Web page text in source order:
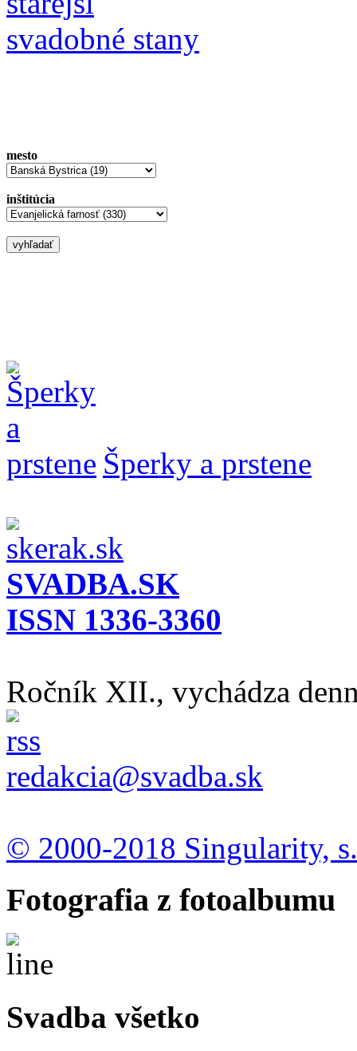
svadobné stany
mesto
inštitúcia
Šperky a prstene
SVADBA.SK
ISSN 1336-3360
Ročník XII., vychádza
redakcia@svadba.sk
© 2000-2018 Singularity,
Fotografia z fotoalbumu
Svadba všetko